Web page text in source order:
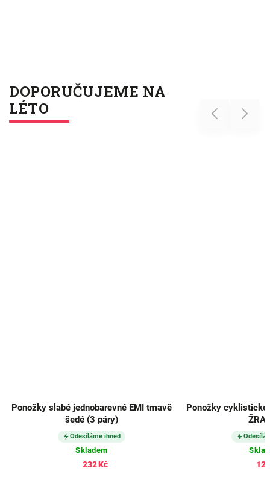
DOPORUČUJEME NA
LÉTO
Previous
Ponožky slabé jednobarevné EMI tmavě
šedé (3 páry)
Odesíláme ihned
Skladem
232 Kč
Ponožky cyklistické
Next